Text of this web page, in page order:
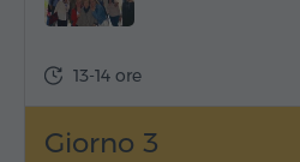
13-14 ore
Giorno 3